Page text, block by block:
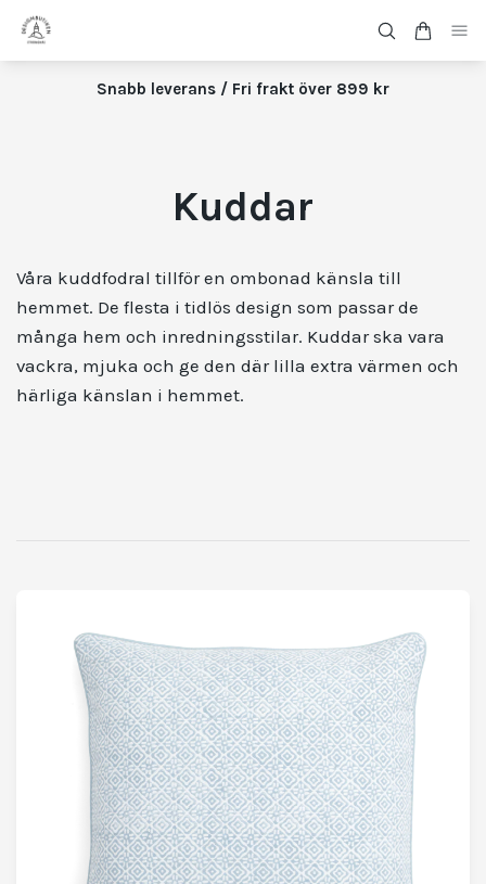
Snabb leverans / Fri frakt över 899 kr
Kuddar
Våra kuddfodral tillför en ombonad känsla till
hemmet. De flesta i tidlös design som passar de
många hem och inredningsstilar. Kuddar ska vara
vackra, mjuka och ge den där lilla extra värmen och
härliga känslan i hemmet.